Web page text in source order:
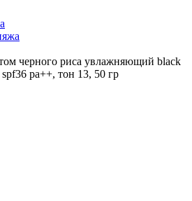
черного риса увлажняющий black
pa++, тон 13, 50 гр